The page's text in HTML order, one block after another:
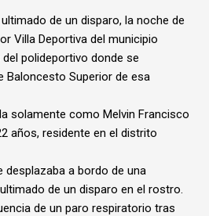
ultimado de un disparo, la noche de
Villa Deportiva del municipio
polideportivo donde se
Baloncesto Superior de esa
solamente como Melvin Francisco
años, residente en el distrito
a bordo de una
de un disparo en el rostro.
de un paro respiratorio tras